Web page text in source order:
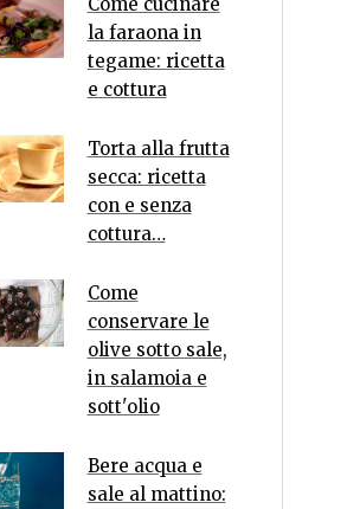
la faraona in
tegame: ricetta
e cottura
Torta alla frutta
secca: ricetta
con e senza
cottura…
Come
conservare le
olive sotto sale,
in salamoia e
sott'olio
Bere acqua e
sale al mattino: